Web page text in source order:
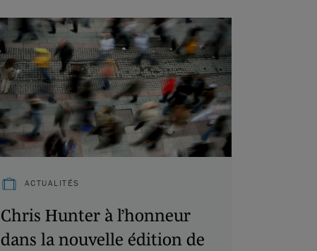
ACTUALITÉS
Chris Hunter à l’honneur
dans la nouvelle édition de